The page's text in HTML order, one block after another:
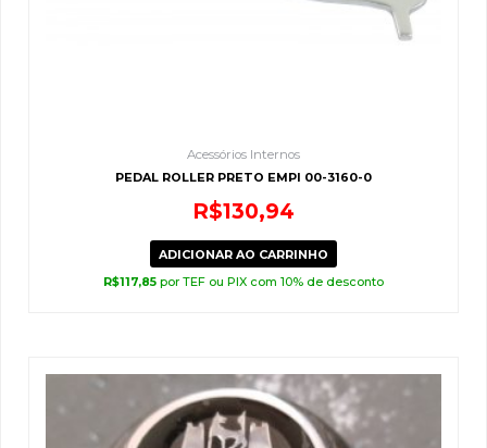
Acessórios Internos
PEDAL ROLLER PRETO EMPI 00-3160-0
R$130,94
ADICIONAR AO CARRINHO
R$117,85 por TEF ou PIX com 10% de desconto